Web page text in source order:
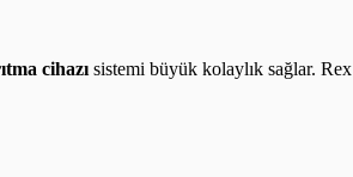
cihazı sistemi büyük kolaylık sağlar.